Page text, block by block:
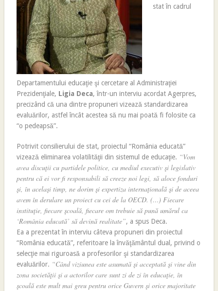
stat în cadrul
Departamentului educaţie şi cercetare al Administraţiei
Prezidenţiale, Ligia Deca, într-un interviu acordat Agerpres,
precizând că una dintre propuneri vizează standardizarea
evaluărilor, astfel încât acestea să nu mai poată fi folosite ca
“o pedeapsă”.
Potrivit consilierului de stat, proiectul “România educată”
vizează eliminarea volatilităţii din sistemul de educaţie. “Vom
avea discuţii cu partidele politice, cu mediul executiv şi legislativ
pentru că ei vor fi responsabili să creeze noi legi, să aloce fonduri
şi, în acelaşi timp, ne dorim şi expertiza internaţională şi de aceea
avem în derulare un proiect cu cei de la OECD. (…) Fiecare
instituţie, fiecare şcoală, fiecare om trebuie să pună umărul ca
‘România educată’ să devină realitate”, a spus Deca.
Ea a prezentat în interviu câteva propuneri din proiectul
“România educată”, referitoare la învăţământul dual, privind o
selecţie mai riguroasă a profesorilor şi standardizarea
evaluărilor. “Când viziunea este asumată şi acceptată şi vine din
zona societăţii şi a actorilor care sunt zi de zi în educaţie, în
şcoală este mult mai greu pentru orice Guvern şi orice majoritate